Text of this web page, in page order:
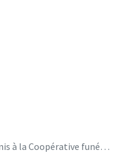
funéraire de l'Estrie!